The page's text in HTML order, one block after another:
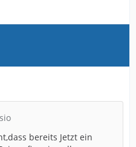
bereits Jetzt ein